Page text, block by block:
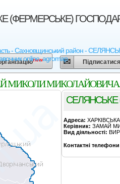
(ФЕРМЕРСЬКЕ)
- Сахновщинський район -
online, agromap
new
МИКОЛАЙОВИЧА.
Адреса:
Керівник: ЗАМАЙ
Вид діяльності:
Контактні телефони